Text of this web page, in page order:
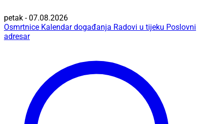
petak - 07.08.2026
Osmrtnice Kalendar događanja Radovi u tijeku Poslovni
adresar